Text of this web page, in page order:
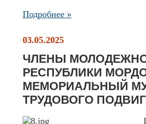
Подробнее »
03.05.2025
ЧЛЕНЫ
РЕСПУБЛИКИ
МЕМОРИАЛЬНЫЙ
ТРУДОВОГО